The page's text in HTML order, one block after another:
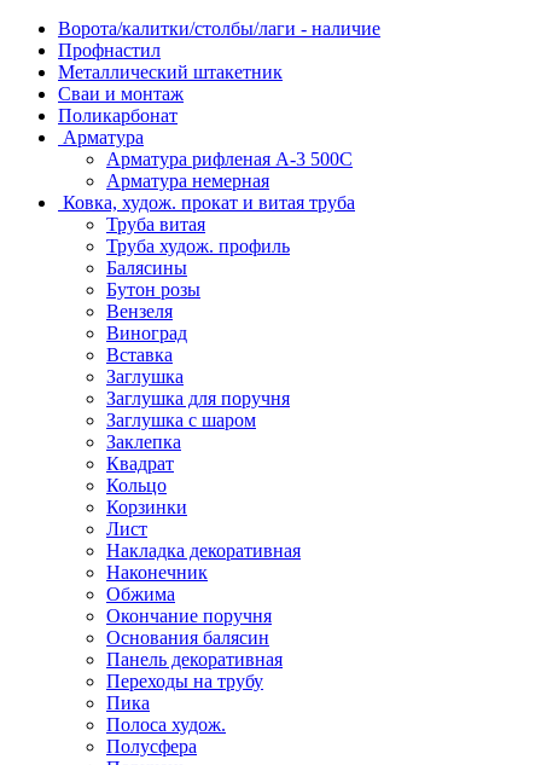
Ворота/калитки/столбы/лаги - наличие
Профнастил
Металлический штакетник
Сваи и монтаж
Поликарбонат
Арматура
Арматура рифленая А-3 500С
Арматура немерная
Ковка, худож. прокат и витая труба
Труба витая
Труба худож. профиль
Балясины
Бутон розы
Вензеля
Виноград
Вставка
Заглушка
Заглушка для поручня
Заглушка с шаром
Заклепка
Квадрат
Кольцо
Корзинки
Лист
Накладка декоративная
Наконечник
Обжима
Окончание поручня
Основания балясин
Панель декоративная
Переходы на трубу
Пика
Полоса худож.
Полусфера